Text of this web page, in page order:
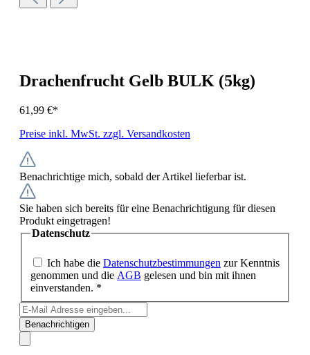
Drachenfrucht Gelb BULK (5kg)
61,99 €*
Preise inkl. MwSt. zzgl. Versandkosten
Benachrichtige mich, sobald der Artikel lieferbar ist.
Sie haben sich bereits für eine Benachrichtigung für diesen
Produkt eingetragen!
Datenschutz
Ich habe die Datenschutzbestimmungen zur Kenntnis
genommen und die AGB gelesen und bin mit ihnen
einverstanden. *
Benachrichtigen